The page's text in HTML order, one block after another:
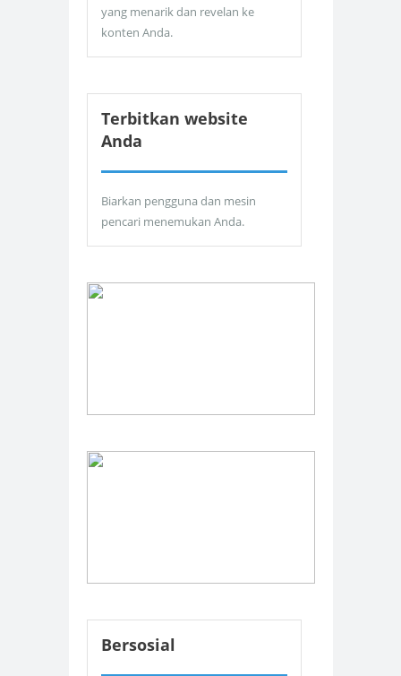
yang menarik dan revelan ke
konten Anda.
Terbitkan website
Anda
Biarkan pengguna dan mesin
pencari menemukan Anda.
Bersosial